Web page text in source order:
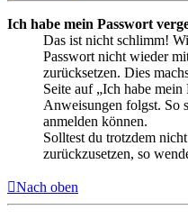
Ich habe mein Passwort
Das ist nicht schlimm!
Passwort nicht wieder
zurücksetzen. Dies
Seite auf „Ich habe
Anweisungen folgst. So
anmelden können.
Solltest du trotzdem
zurückzusetzen, so
Nach oben